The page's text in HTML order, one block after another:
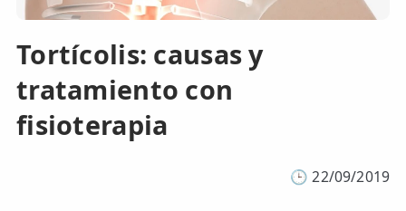
Tortícolis: causas y
tratamiento con
fisioterapia
🕒 22/09/2019